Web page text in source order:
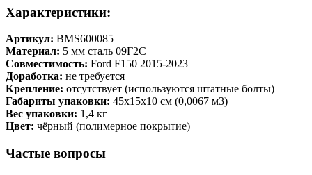
Характеристики:
Артикул: BMS600085
Материал: 5 мм сталь 09Г2С
Совместимость: Ford F150 2015-2023
Доработка: не требуется
Крепление: отсутствует (используются штатные болты)
Габариты упаковки: 45х15х10 см (0,0067 м3)
Вес упаковки: 1,4 кг
Цвет: чёрный (полимерное покрытие)
Частые вопросы